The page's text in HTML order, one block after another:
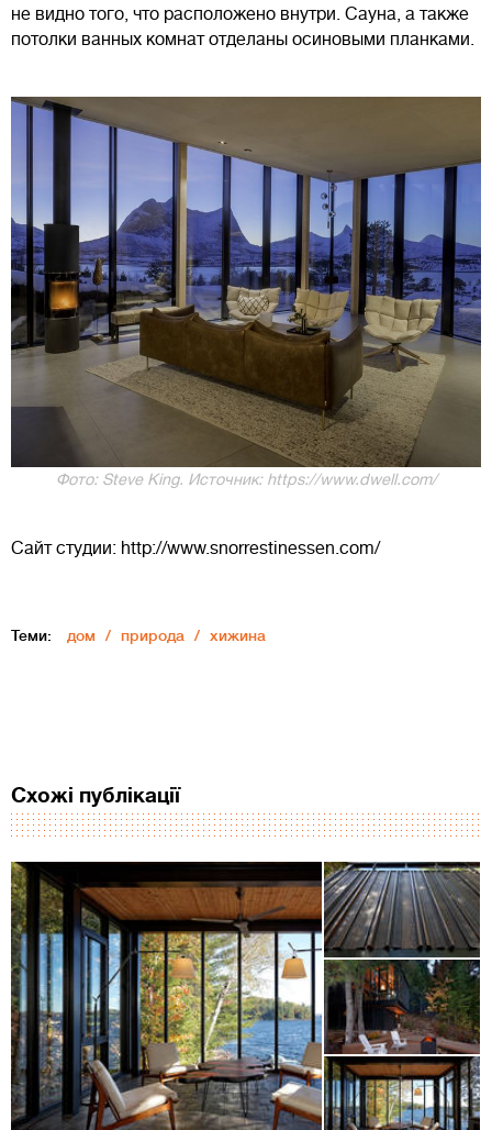
не видно того, что расположено внутри. Сауна, а также
потолки ванных комнат отделаны осиновыми планками.
Фото: Steve King. Источник: https://www.dwell.com/
Сайт студии: http://www.snorrestinessen.com/
Теми: дом природа хижина
Схожі публікації